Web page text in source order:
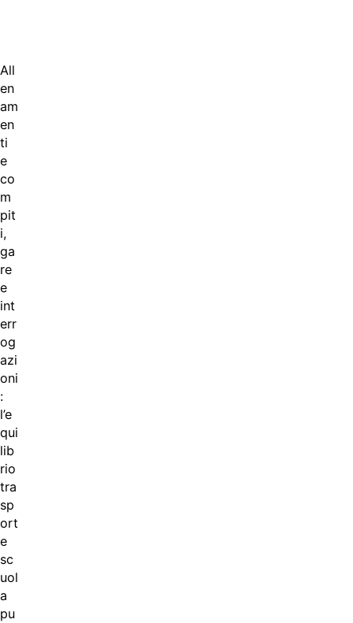
All
en
am
en
ti
e
co
m
pit
i,
ga
re
e
int
err
og
azi
oni
:
l’e
qui
lib
rio
tra
sp
ort
e
sc
uol
a
pu